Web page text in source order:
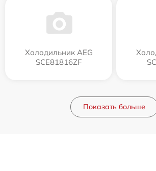
Холодильник AEG
SCE81816ZF
Показать больше